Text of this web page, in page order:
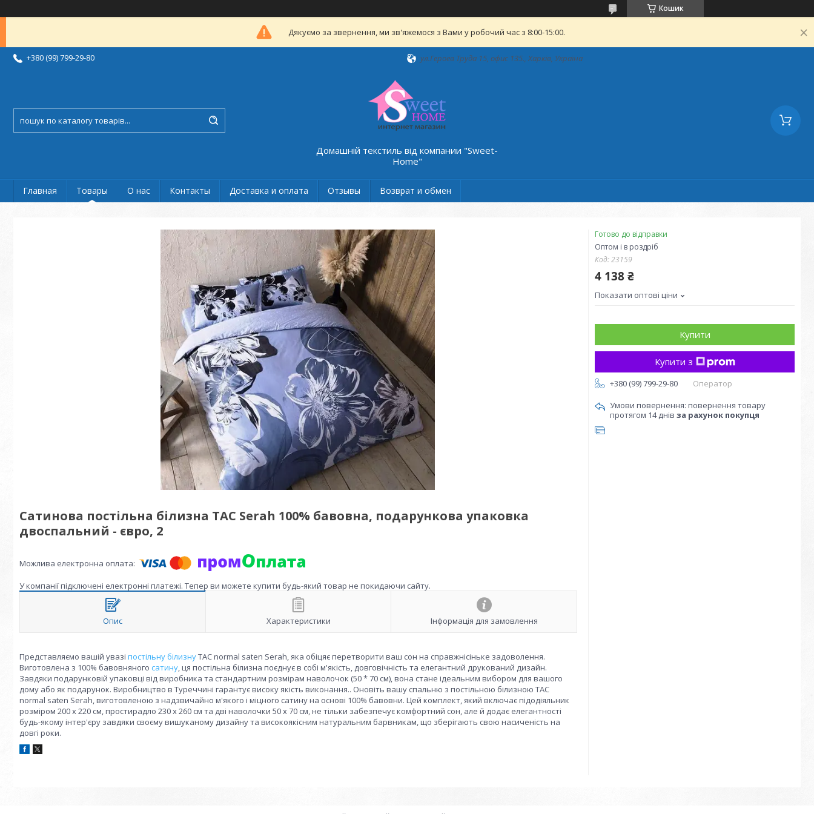
Кошик
Дякуємо за звернення, ми зв'яжемося з Вами у робочий час з 8:00-15:00.
+380 (99) 799-29-80 ул.Героев Труда 15, офис 135., Харків, Україна
Домашній текстиль від компании "Sweet-
Home"
Главная Товары О нас Контакты Доставка и оплата Отзывы Возврат и обмен
Сатинова постільна білизна TAC Serah 100% бавовна, подарункова упаковка
двоспальний - євро, 2
У компанії підключені електронні платежі. Тепер ви можете купити будь-який товар не покидаючи сайту.
Опис Характеристики Інформація для замовлення
Представляємо вашій увазі постільну білизнуTAC normal saten Serah, яка обіцяє перетворити ваш сон на справжнісіньке задоволення.
Виготовлена з 100% бавовняного сатину, ця постільна білизна поєднує в собі м'якість, довговічність та елегантний друкований дизайн.
Завдяки подарунковій упаковці від виробника та стандартним розмірам наволочок (50 * 70 см), вона стане ідеальним вибором для вашого
дому або як подарунок. Виробництво в Туреччині гарантує високу якість виконання.. Оновіть вашу спальню з постільною білизною TAC
normal saten Serah, виготовленою з надзвичайно м'якого і міцного сатину на основі 100% бавовни. Цей комплект, який включає підодіяльник
розміром 200 х 220 см, простирадло 230 х 260 см та дві наволочки 50 х 70 см, не тільки забезпечує комфортний сон, але й додає елегантності
будь-якому інтер'єру завдяки своєму вишуканому дизайну та високоякісним натуральним барвникам, що зберігають свою насиченість на
довгі роки.
Готово до відправки
Оптом і в роздріб
Код:23159
4 138 ₴
Показати оптові ціни
Купити
Купити з
+380 (99) 799-29-80
Оператор
повернення товару
протягом 14 днів за рахунок покупця